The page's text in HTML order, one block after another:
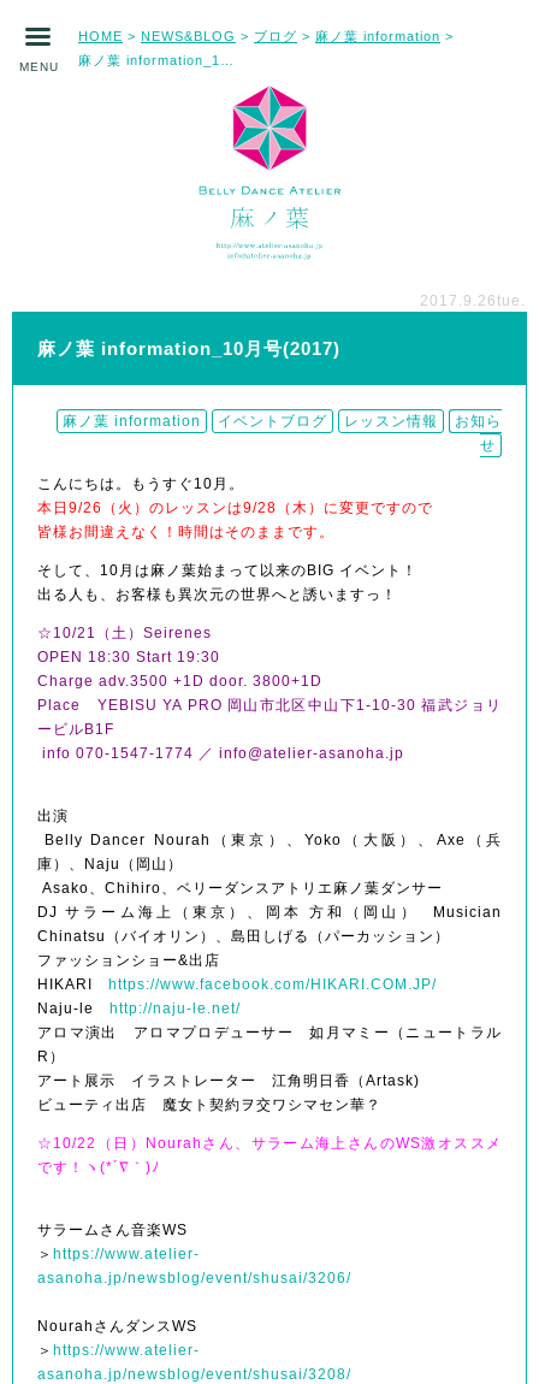
MENU
HOME > NEWS&BLOG > ブログ > 麻ノ葉 information >
2017.9.26tue.
麻ノ葉 information_10月号(2017)
麻ノ葉 information イベントブログ レッスン情報
お知ら
せ
こんにちは。もうすぐ10月。
本日9/26（火）のレッスンは9/28（木）に変更ですので
皆様お間違えなく！時間はそのままです。
そして、10月は麻ノ葉始まって以来のBIG イベント！
出る人も、お客様も異次元の世界へと誘いますっ！
☆10/21（土）Seirenes
OPEN 18:30 Start 19:30
Charge adv.3500 +1D door. 3800+1D
Place YEBISU YA PRO 岡山市北区中山下1-10-30 福武ジョリ
ービルB1F
info 070-1547-1774 ／ info@atelier-asanoha.jp
出演
Belly Dancer Nourah（東京）、Yoko（大阪）、Axe（兵
庫）、Naju（岡山）
Asako、Chihiro、ベリーダンスアトリエ麻ノ葉ダンサー
DJ サラーム海上（東京）、岡本 方和（岡山） Musician
Chinatsu（バイオリン）、島田しげる（パーカッション）
ファッションショー&出店
HIKARI https://www.facebook.com/HIKARI.COM.JP/
Naju-le http://naju-le.net/
アロマ演出 アロマプロデューサー 如月マミー（ニュートラル
R）
アート展示 イラストレーター 江角明日香（Artask)
ビューティ出店 魔女ト契約ヲ交ワシマセン華？
☆10/22（日）Nourahさん、サラーム海上さんのWS激オススメ
です！
ヽ(*´∇｀)ﾉ
サラームさん音楽WS
＞ https://www.atelier-
asanoha.jp/newsblog/event/shusai/3206/
NourahさんダンスWS
＞ https://www.atelier-
asanoha.jp/newsblog/event/shusai/3208/